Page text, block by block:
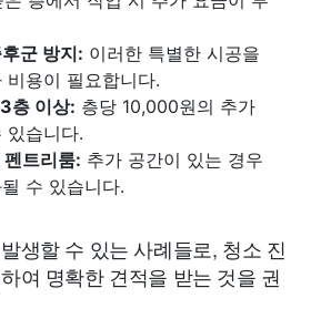
군 방지: 이러한 특별한 시공을
비용이 필요합니다.
층 이상: 층당 10,000원의 추가
있습니다.
트리룸: 추가 공간이 있는 경우
수 있습니다.
생할 수 있는 사례들로, 청소 진
여 명확한 견적을 받는 것을 권